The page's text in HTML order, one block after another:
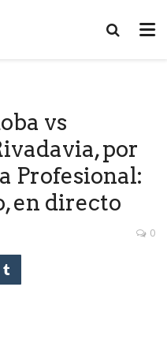
vs
por
Profesional:
en directo
0